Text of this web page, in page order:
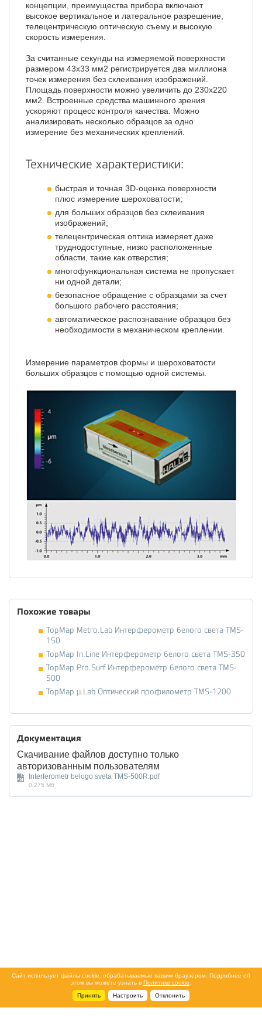
концепции, преимущества прибора включают
высокое вертикальное и латеральное разрешение,
телецентрическую оптическую съему и высокую
скорость измерения.
За считанные секунды на измеряемой поверхности
размером 43х33 мм2 регистрируется два миллиона
точек измерения без склеивания изображений.
Площадь поверхности можно увеличить до 230х220
мм2. Встроенные средства машинного зрения
ускоряют процесс контроля качества. Можно
анализировать несколько образцов за одно
измерение без механических креплений.
Технические характеристики:
быстрая и точная 3D-оценка поверхности
плюс измерение шероховатости;
для больших образцов без склеивания
изображений;
телецентрическая оптика измеряет даже
труднодоступные, низко расположенные
области, такие как отверстия;
многофункциональная система не пропускает
ни одной детали;
безопасное обращение с образцами за счет
большого рабочего расстояния;
автоматическое распознавание образцов без
необходимости в механическом креплении.
Измерение параметров формы и шероховатости
больших образцов с помощью одной системы.
Похожие товары
TopMap Metro.Lab Интерферометр белого света TMS-
150
TopMap In.Line Интерферометр белого света TMS-350
TopMap Pro.Surf Интерферометр белого света TMS-
500
TopMap μ.Lab Оптический профилометр TMS-1200
Документация
Скачивание файлов доступно только
авторизованным пользователям
Interferometr belogo sveta TMS-500R.pdf
0.275 Мб
Сайт использует файлы cookie, обрабатываемые вашим браузером. Подробнее об
этом вы можете узнать в Политике cookie
Принять
Настроить Отклонить